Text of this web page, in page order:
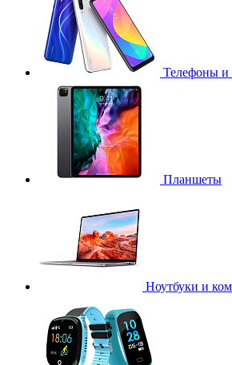
Телефоны и
Планшеты
Ноутбуки и